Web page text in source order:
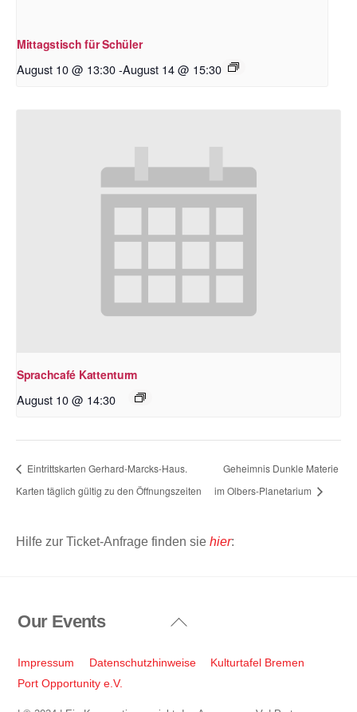
Mittagstisch für Schüler
August 10 @ 13:30-August 14 @ 15:30
Sprachcafé Kattenturm
August 10 @ 14:30
Eintrittskarten Gerhard-Marcks-Haus.
Karten täglich gültig zu den Öffnungszeiten
Geheimnis Dunkle Materie
im Olbers-Planetarium
Hilfe zur Ticket-Anfrage finden sie hier:
Back
Top
Our Events
Impressum Datenschutzhinweise
Kulturtafel Bremen
Port Opportunity e.V.